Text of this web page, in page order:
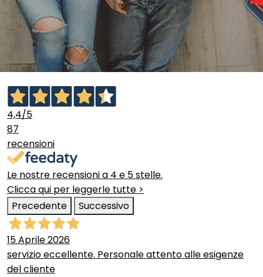
4,4/5
87
recensioni
Le nostre recensioni a 4 e 5 stelle.
Clicca qui per leggerle tutte >
Precedente
Successivo
15 Aprile 2026
servizio eccellente. Personale attento alle esigenze
del cliente